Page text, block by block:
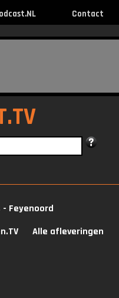
Contact
- Feyenoord
Alle afleveringen